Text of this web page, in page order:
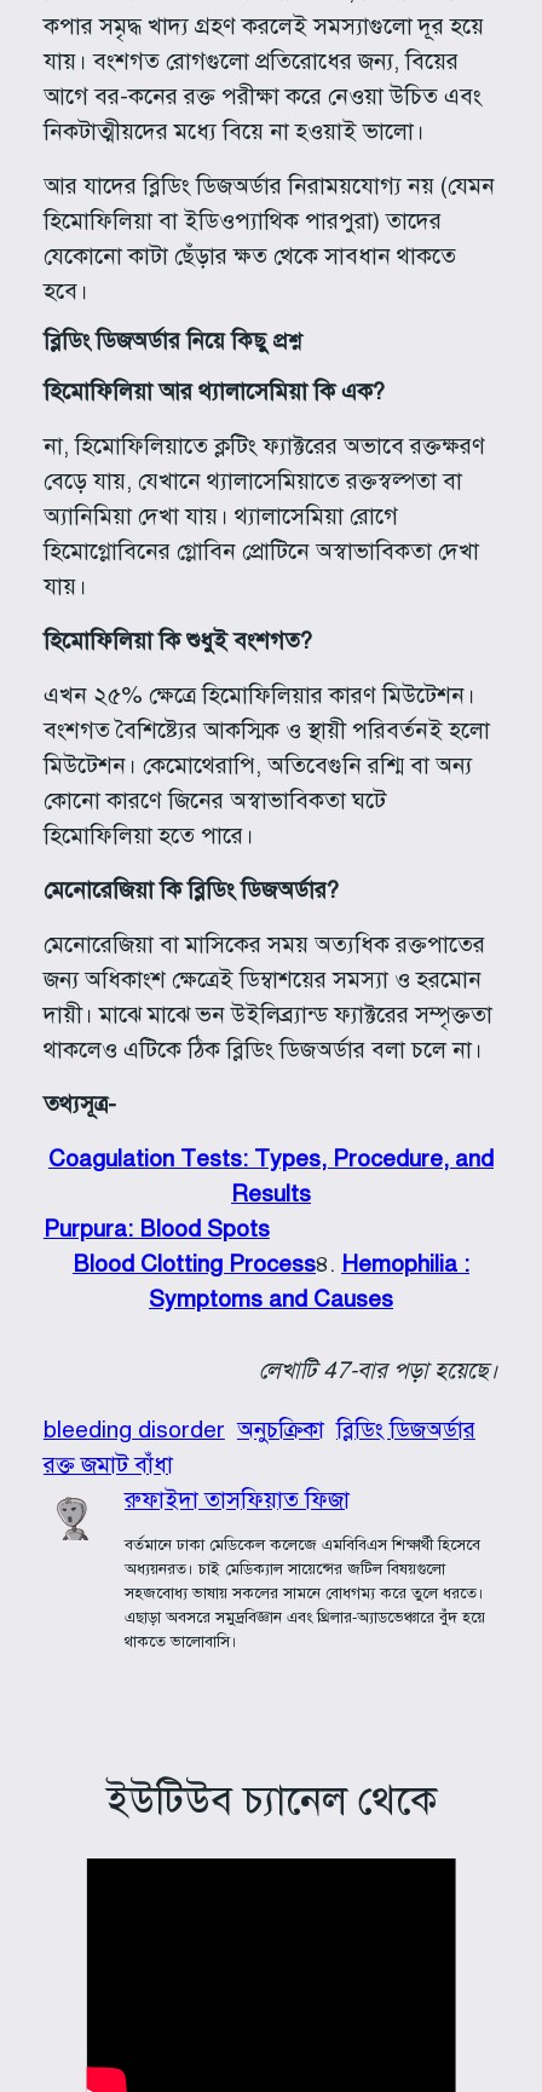
কপার সমৃদ্ধ খাদ্য গ্রহণ করলেই সমস্যাগুলো দূর হয়ে
যায়। বংশগত রোগগুলো প্রতিরোধের জন্য, বিয়ের
আগে বর-কনের রক্ত পরীক্ষা করে নেওয়া উচিত এবং
নিকটাত্মীয়দের মধ্যে বিয়ে না হওয়াই ভালো।
আর যাদের ব্লিডিং ডিজঅর্ডার নিরাময়যোগ্য নয় (যেমন
হিমোফিলিয়া বা ইডিওপ্যাথিক পারপুরা) তাদের
যেকোনো কাটা ছেঁড়ার ক্ষত থেকে সাবধান থাকতে
হবে।
ব্লিডিং ডিজঅর্ডার নিয়ে কিছু প্রশ্ন
হিমোফিলিয়া আর থ্যালাসেমিয়া কি এক?
না, হিমোফিলিয়াতে ক্লটিং ফ্যাক্টরের অভাবে রক্তক্ষরণ
বেড়ে যায়, যেখানে থ্যালাসেমিয়াতে রক্তস্বল্পতা বা
অ্যানিমিয়া দেখা যায়। থ্যালাসেমিয়া রোগে
হিমোগ্লোবিনের গ্লোবিন প্রোটিনে অস্বাভাবিকতা দেখা
যায়।
হিমোফিলিয়া কি শুধুই বংশগত?
এখন ২৫% ক্ষেত্রে হিমোফিলিয়ার কারণ মিউটেশন।
বংশগত বৈশিষ্ট্যের আকস্মিক ও স্থায়ী পরিবর্তনই হলো
মিউটেশন। কেমোথেরাপি, অতিবেগুনি রশ্মি বা অন্য
কোনো কারণে জিনের অস্বাভাবিকতা ঘটে
হিমোফিলিয়া হতে পারে।
মেনোরেজিয়া কি ব্লিডিং ডিজঅর্ডার?
মেনোরেজিয়া বা মাসিকের সময় অত্যধিক রক্তপাতের
জন্য অধিকাংশ ক্ষেত্রেই ডিম্বাশয়ের সমস্যা ও হরমোন
দায়ী। মাঝে মাঝে ভন উইলিব্র্যান্ড ফ্যাক্টরের সম্পৃক্ততা
থাকলেও এটিকে ঠিক ব্লিডিং ডিজঅর্ডার বলা চলে না।
তথ্যসূত্র-
Coagulation Tests: Types, Procedure, and
Results
Purpura: Blood Spots
Blood Clotting Process৪. Hemophilia :
Symptoms and Causes
লেখাটি 47-বার পড়া হয়েছে।
bleeding disorder অনুচক্রিকা ব্লিডিং ডিজঅর্ডার
রক্ত জমাট বাঁধা
রুফাইদা তাসফিয়াত ফিজা
বর্তমানে ঢাকা মেডিকেল কলেজে এমবিবিএস শিক্ষার্থী হিসেবে
অধ্যয়নরত। চাই মেডিক্যাল সায়েন্সের জটিল বিষয়গুলো
সহজবোধ্য ভাষায় সকলের সামনে বোধগম্য করে তুলে ধরতে।
এছাড়া অবসরে সমুদ্রবিজ্ঞান এবং থ্রিলার-অ্যাডভেঞ্চারে বুঁদ হয়ে
থাকতে ভালোবাসি।
ইউটিউব চ্যানেল থেকে